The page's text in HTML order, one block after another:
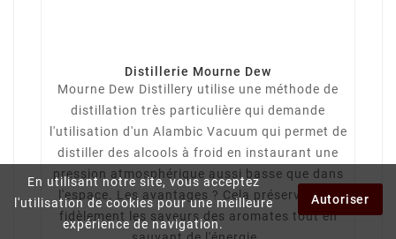
En utilisant notre site, vous acceptez
l'utilisation de cookies pour une meilleure
expérience de navigation.
Autoriser
Distillerie Mourne Dew
Mourne Dew Distillery utilise une méthode de
distillation très particulière qui demande
l'utilisation d'un Alambic Vacuum qui permet de
distiller des alcools à froid en instaurant une
pression atmosphérique aussi basse que dans
l'espace. Les avantages ? Cela préserve plus
fidèlement les saveurs des aromates tout en